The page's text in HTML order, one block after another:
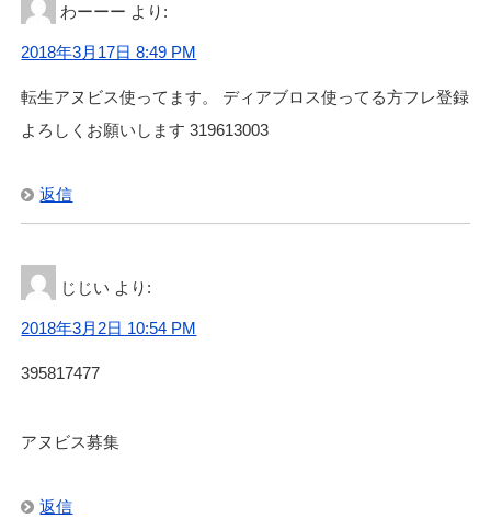
わーーー より:
2018年3月17日 8:49 PM
転生アヌビス使ってます。 ディアブロス使ってる方フレ登録
よろしくお願いします 319613003
返信
じじい より:
2018年3月2日 10:54 PM
395817477
アヌビス募集
返信